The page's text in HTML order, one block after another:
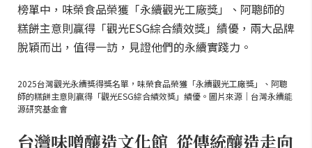
榜單中，味榮食品榮獲「永續觀光工廠獎」、阿聰師的
糕餅主意則贏得「觀光ESG綜合績效獎」績優，兩大品牌
脫穎而出，值得一訪，見證他們的永續實踐力。
2025台灣觀光永續獎得獎名單，味榮食品榮獲「永續觀光工廠獎」、阿聰
師的糕餅主意則贏得「觀光ESG綜合績效獎」績優。圖片來源｜台灣永續能
源研究基金會
台灣味噌釀造文化館 從傳統釀造走向